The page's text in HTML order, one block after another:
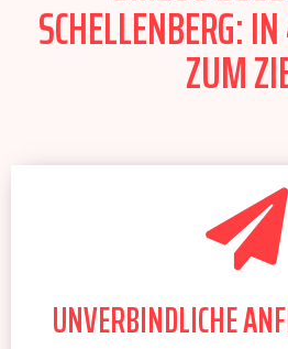
SCHELLENBERG:
ZUM
UNVERBINDLICHE